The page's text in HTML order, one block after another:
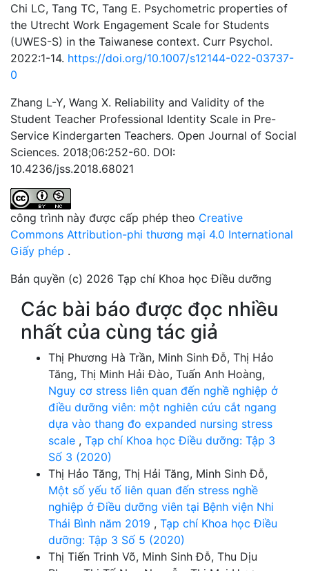
Chi LC, Tang TC, Tang E. Psychometric properties of
the Utrecht Work Engagement Scale for Students
(UWES-S) in the Taiwanese context. Curr Psychol.
2022:1-14. https://doi.org/10.1007/s12144-022-03737-
0
Zhang L-Y, Wang X. Reliability and Validity of the
Student Teacher Professional Identity Scale in Pre-
Service Kindergarten Teachers. Open Journal of Social
Sciences. 2018;06:252-60. DOI:
10.4236/jss.2018.68021
công trình này được cấp phép theo Creative
Commons Attribution-phi thương mại 4.0 International
Giấy phép .
Bản quyền (c) 2026 Tạp chí Khoa học Điều dưỡng
Các bài báo được đọc nhiều
nhất của cùng tác giả
Thị Phương Hà Trần, Minh Sinh Đỗ, Thị Hảo
Tăng, Thị Minh Hải Đào, Tuấn Anh Hoàng,
Nguy cơ stress liên quan đến nghề nghiệp ở
điều dưỡng viên: một nghiên cứu cắt ngang
dựa vào thang đo expanded nursing stress
scale , Tạp chí Khoa học Điều dưỡng: Tập 3
Số 3 (2020)
Thị Hảo Tăng, Thị Hải Tăng, Minh Sinh Đỗ,
Một số yếu tố liên quan đến stress nghề
nghiệp ở Điều dưỡng viên tại Bệnh viện Nhi
Thái Bình năm 2019 , Tạp chí Khoa học Điều
dưỡng: Tập 3 Số 5 (2020)
Thị Tiến Trinh Võ, Minh Sinh Đỗ, Thu Dịu